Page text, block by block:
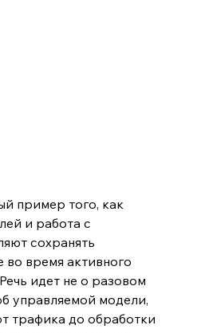
пример того, как
и работа с
сохранять
во время активного
идет не о разовом
управляемой модели,
трафика до обработки